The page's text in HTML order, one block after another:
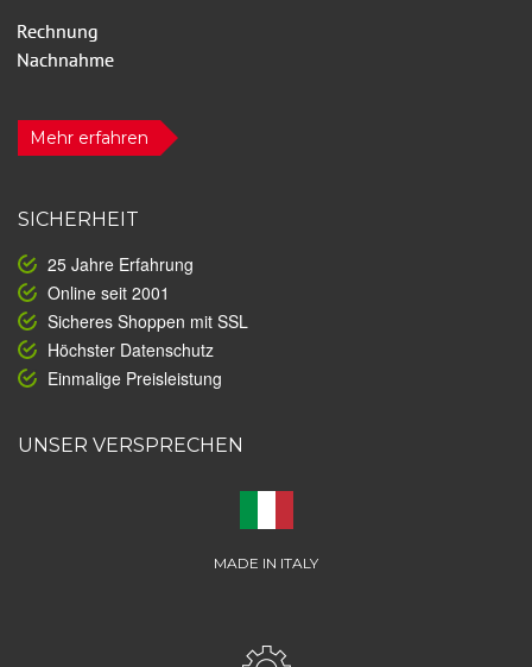
Mehr erfahren
SICHERHEIT
25 Jahre Erfahrung
Online seit 2001
Sicheres Shoppen mit SSL
Höchster Datenschutz
Einmalige Preisleistung
UNSER VERSPRECHEN
MADE IN ITALY